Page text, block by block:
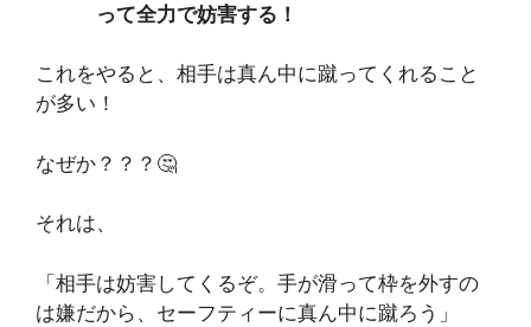
って全力で妨害する！
これをやると、相手は真ん中に蹴ってくれること
が多い！
なぜか？？？🤔
それは、
「相手は妨害してくるぞ。手が滑って枠を外すの
は嫌だから、セーフティーに真ん中に蹴ろう」